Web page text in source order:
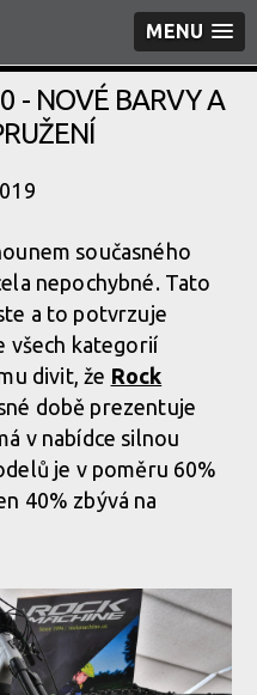
MENU
- NOVÉ BARVY A
současného
nepochybné. Tato
a to potvrzuje
všech kategorií
divit, že Rock
době prezentuje
v nabídce silnou
je v poměru 60%
40% zbývá na